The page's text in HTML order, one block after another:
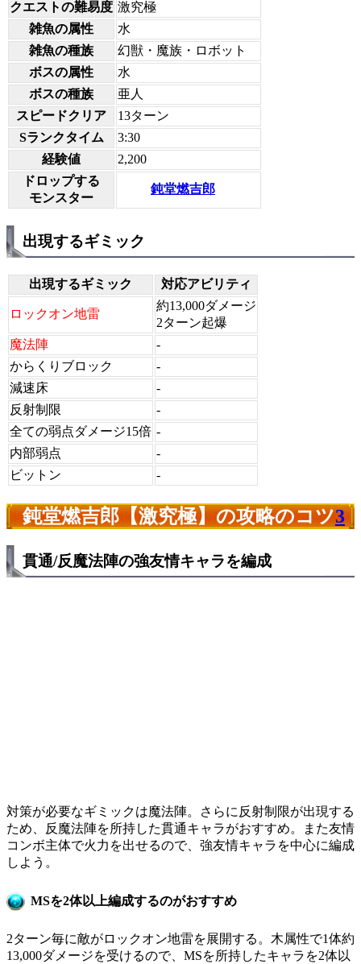
クエストの難易度 激究極
雑魚の属性
水
雑魚の種族
幻獣・魔族・ロボット
ボスの属性
水
ボスの種族
亜人
スピードクリア
13ターン
Sランクタイム
3:30
経験値
2,200
ドロップする
モンスター
鈍堂燃吉郎
出現するギミック
出現するギミック 対応アビリティ
ロックオン地雷
約13,000ダメージ
2ターン起爆
魔法陣
-
からくりブロック
-
減速床
-
反射制限
-
全ての弱点ダメージ15倍 -
内部弱点
-
ビットン
-
鈍堂燃吉郎【激究極】の攻略のコツ3
貫通/反魔法陣の強友情キャラを編成
対策が必要なギミックは魔法陣。さらに反射制限が出現する
ため、反魔法陣を所持した貫通キャラがおすすめ。また友情
コンボ主体で火力を出せるので、強友情キャラを中心に編成
しよう。
MSを2体以上編成するのがおすすめ
2ターン毎に敵がロックオン地雷を展開する。木属性で1体約
13,000ダメージを受けるので、MSを所持したキャラを2体以